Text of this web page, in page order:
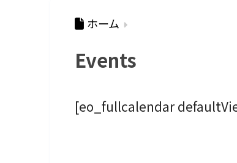
ホーム
Events
[eo_fullcalendar